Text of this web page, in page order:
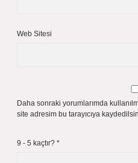
Web Sitesi
Daha sonraki yorumlarımda
site adresim bu tarayıcıya
9 - 5 kaçtır? *